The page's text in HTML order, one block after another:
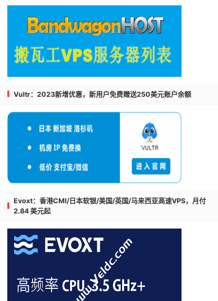
Vultr：2023新增优惠，新用户免费赠送250美元账户余额
Evoxt：香港CMI/日本软银/美国/英国/马来西亚高速VPS，月付
2.84 美元起